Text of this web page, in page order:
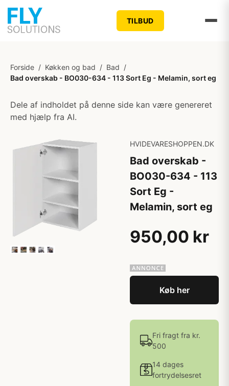
TILBUD
Forside / Køkken og bad / Bad /
Bad overskab - BO030-634 - 113 Sort Eg - Melamin, sort eg
Dele af indholdet på denne side kan være genereret
med hjælp fra AI.
HVIDEVARESHOPPEN.DK
Bad overskab -
BO030-634 - 113
Sort Eg -
Melamin, sort eg
950,00 kr
Køb her
Fri fragt fra kr.
500
14 dages
fortrydelsesret